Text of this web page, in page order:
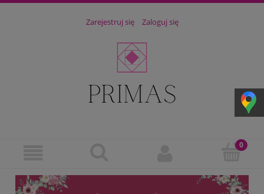
Zarejestruj się Zaloguj się